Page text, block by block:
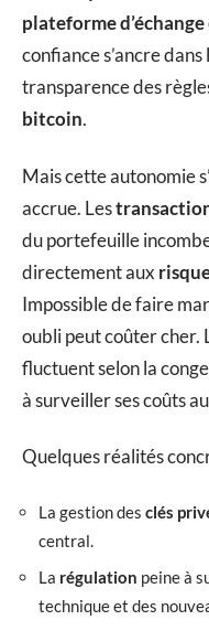
plateforme d’échange
confiance s’ancre
transparence des
bitcoin.
Mais cette autonomie
accrue. Les
du portefeuille
directement aux
Impossible de faire
oubli peut coûter cher.
fluctuent selon la
à surveiller ses coûts
Quelques réalités
La gestion des clés
central.
La régulation peine à
technique et des